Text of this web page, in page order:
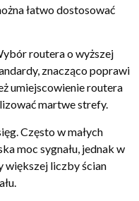
łatwo dostosować
routera o wyższej
znacząco poprawi
umiejscowienie routera
martwe strefy.
Często w małych
moc sygnału, jednak w
większej liczby ścian